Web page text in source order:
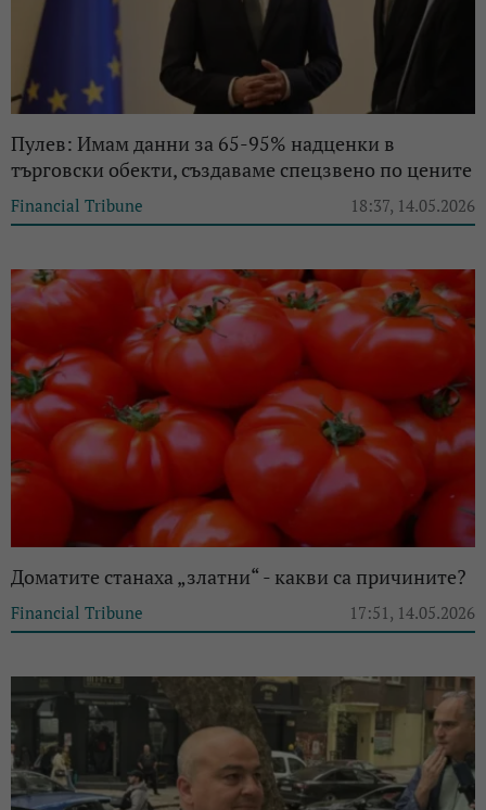
Пулев: Имам данни за 65-95% надценки в
търговски обекти, създаваме спецзвено по цените
Financial Tribune 18:37, 14.05.2026
Доматите станаха „златни“ - какви са причините?
Financial Tribune 17:51, 14.05.2026